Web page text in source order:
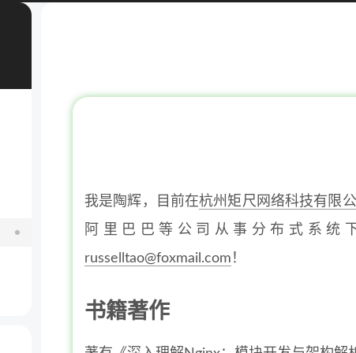
我是陶辉，目前在杭州矩尺网络科技有限公
阿里巴巴等公司从事分布式系统
russelltao@foxmail.com ！
书籍著作